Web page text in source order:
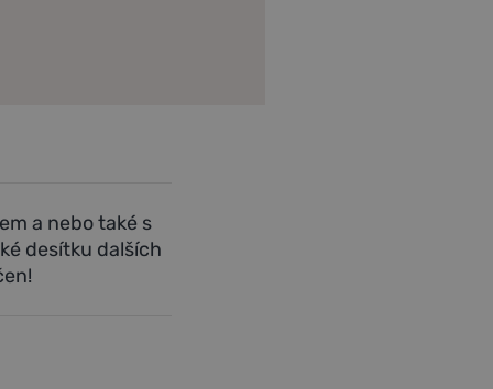
a nebo také s
desítku dalších